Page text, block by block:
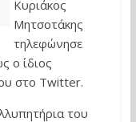
Κυριάκος
Μητσοτάκης
τηλεφώνησε
ο ίδιος
στο Twitter.
του